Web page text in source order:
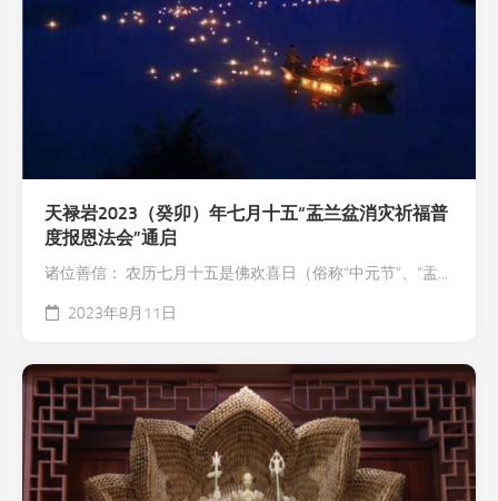
天禄岩2023（癸卯）年七月十五“盂兰盆消灾祈福普
度报恩法会”通启
诸位善信： 农历七月十五是佛欢喜日（俗称“中元节”、“盂...
2023年8月11日